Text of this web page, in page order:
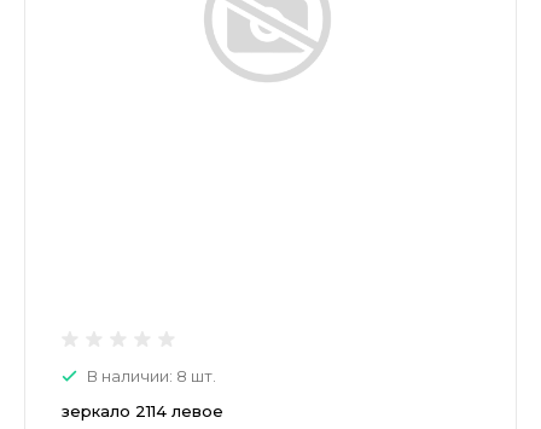
В наличии: 8 шт.
зеркало 2114 левое